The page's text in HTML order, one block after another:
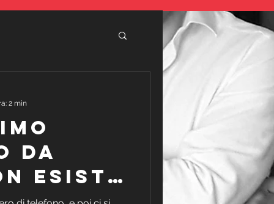
DA
esiste
2 min